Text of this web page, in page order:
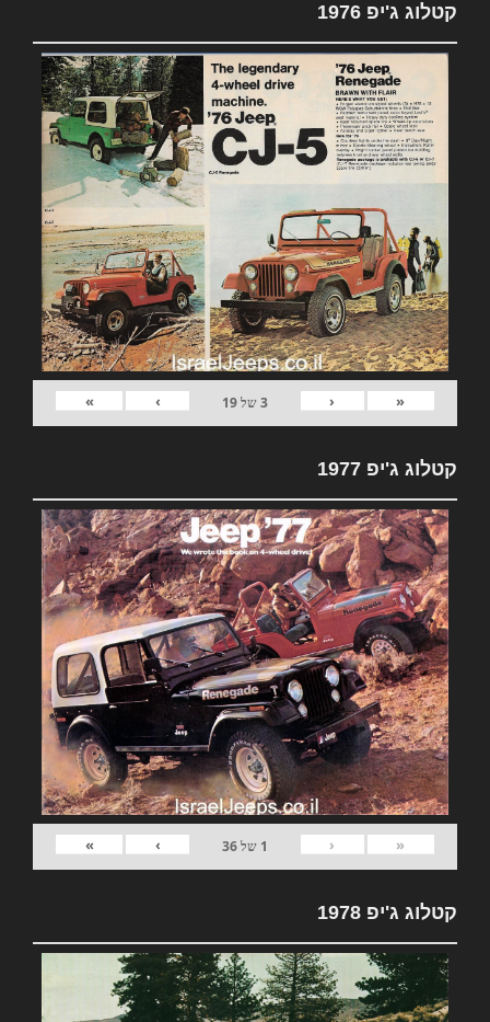
קטלוג ג'יפ 1976
«
‹
3של19
›
»
קטלוג ג'יפ 1977
«
‹
1 של36
›
»
קטלוג ג'יפ 1978